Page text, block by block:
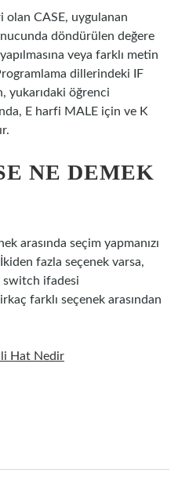
olan CASE, uygulanan
döndürülen değere
veya farklı metin
dillerindeki IF
yukarıdaki öğrenci
E harfi MALE için ve K
NE DEMEK
arasında seçim yapmanızı
fazla seçenek varsa,
switch ifadesi
farklı seçenek arasından
Hat Nedir